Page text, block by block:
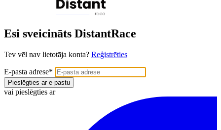
Esi sveicināts DistantRace
Tev vēl nav lietotāja konta? Reģistrēties
E-pasta adrese*
Pieslēgties ar e-pastu
vai pieslēgties ar